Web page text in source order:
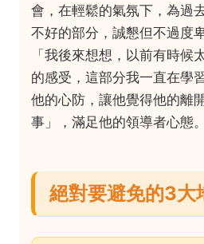
會，在輕鬆的氣氛下，為過
不好的部分，誠懇但不過度
「我後來想想，以前有時候
的感受，這部分我一直在學
他的心防，讓他覺得他的離
事」，滿足他的領導者心態。
絕對要避免的3大